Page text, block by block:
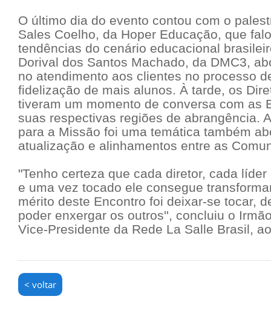
O último dia do evento contou com o
Sales Coelho, da Hoper Educação, que
tendências do cenário educacional
Dorival dos Santos Machado, da DMC3,
no atendimento aos clientes no processo
fidelização de mais alunos. À tarde, os
tiveram um momento de conversa com as
suas respectivas regiões de abrangência.
para a Missão foi uma temática também
atualização e alinhamentos entre as
"Tenho certeza que cada diretor, cada
e uma vez tocado ele consegue
mérito deste Encontro foi deixar-se tocar,
poder enxergar os outros'', concluiu o
Vice-Presidente da Rede La Salle Brasil,
< voltar